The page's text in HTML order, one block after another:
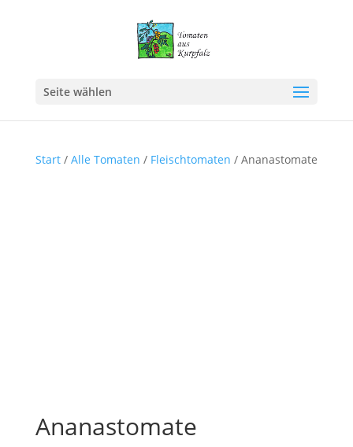
Seite wählen
Start/ Alle Tomaten / Fleischtomaten / Ananastomate
Ananastomate